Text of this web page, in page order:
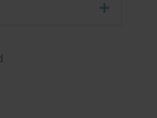
Udvid